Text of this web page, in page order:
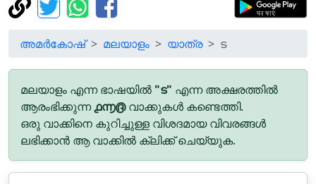
അമർകോഷ് മലയാളം യാത്ര ട
മലയാളം എന്ന ഭാഷയിൽ "ട" എന്ന അക്ഷരത്തിൽ
ആരംഭിക്കുന്ന൧൬൫വാക്കുകൾ കണ്ടെത്തി.
ഒരു വാക്കിനെ കുറിച്ചുള്ള വിശദമായ വിവരങ്ങൾ
ലഭിക്കാൻ ആ വാക്കിൽ ക്ലിക്ക് ചെയ്യുക.